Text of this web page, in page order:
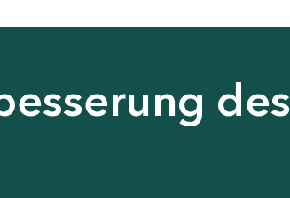
des